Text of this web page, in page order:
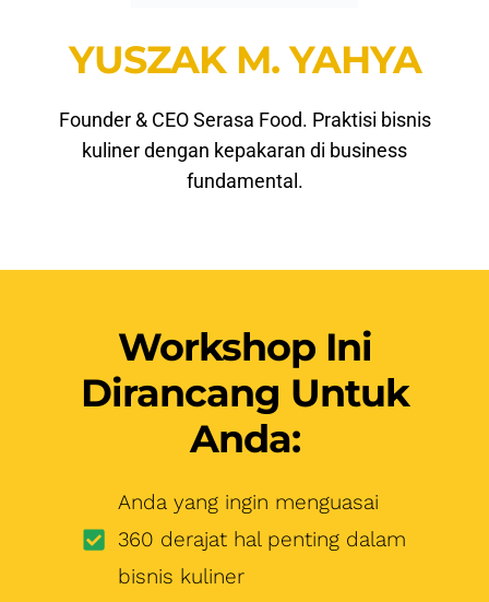
YUSZAK M. YAHYA
Founder & CEO Serasa Food. Praktisi bisnis
kuliner dengan kepakaran di business
fundamental.
Workshop Ini
Dirancang Untuk
Anda:
Anda yang ingin menguasai
360 derajat hal penting dalam
bisnis kuliner